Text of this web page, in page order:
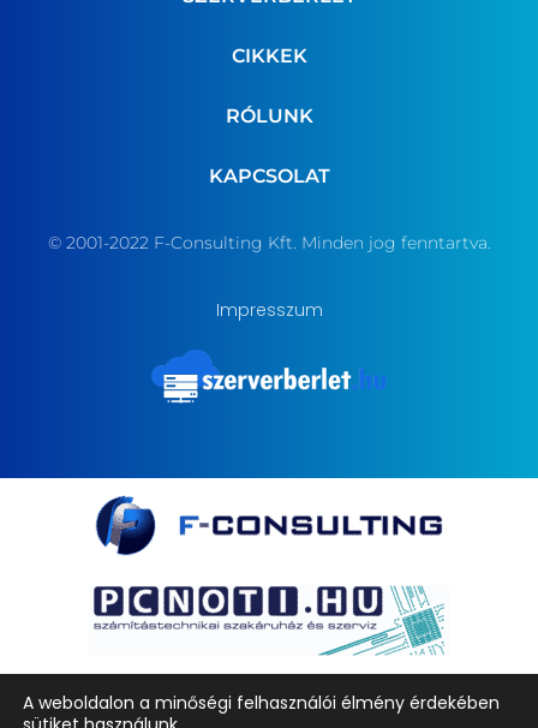
CIKKEK
RÓLUNK
KAPCSOLAT
© 2001-2022 F-Consulting Kft. Minden jog fenntartva.
Impresszum
A weboldalon a minőségi felhasználói élmény érdekében